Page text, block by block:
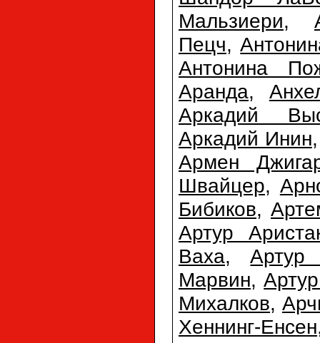
Мальзиери,
Пецч,
Антонина
Аранда,
Аркадий
Аркадий Инин
Армен
Швайцер,
Бибиков,
Артур
Ваха,Артур
Марвин,
Михалков,
Хеннинг-Енсен